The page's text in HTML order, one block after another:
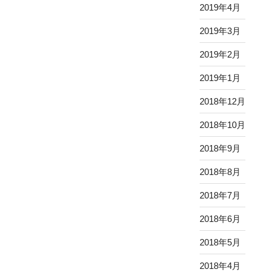
2019年4月
2019年3月
2019年2月
2019年1月
2018年12月
2018年10月
2018年9月
2018年8月
2018年7月
2018年6月
2018年5月
2018年4月